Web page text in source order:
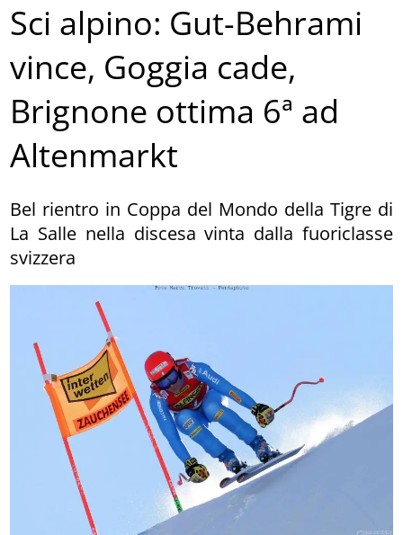
Sci alpino: Gut-Behrami
vince, Goggia cade,
Brignone ottima 6ª ad
Altenmarkt
Bel rientro in Coppa del Mondo della Tigre di
La Salle nella discesa vinta dalla fuoriclasse
svizzera